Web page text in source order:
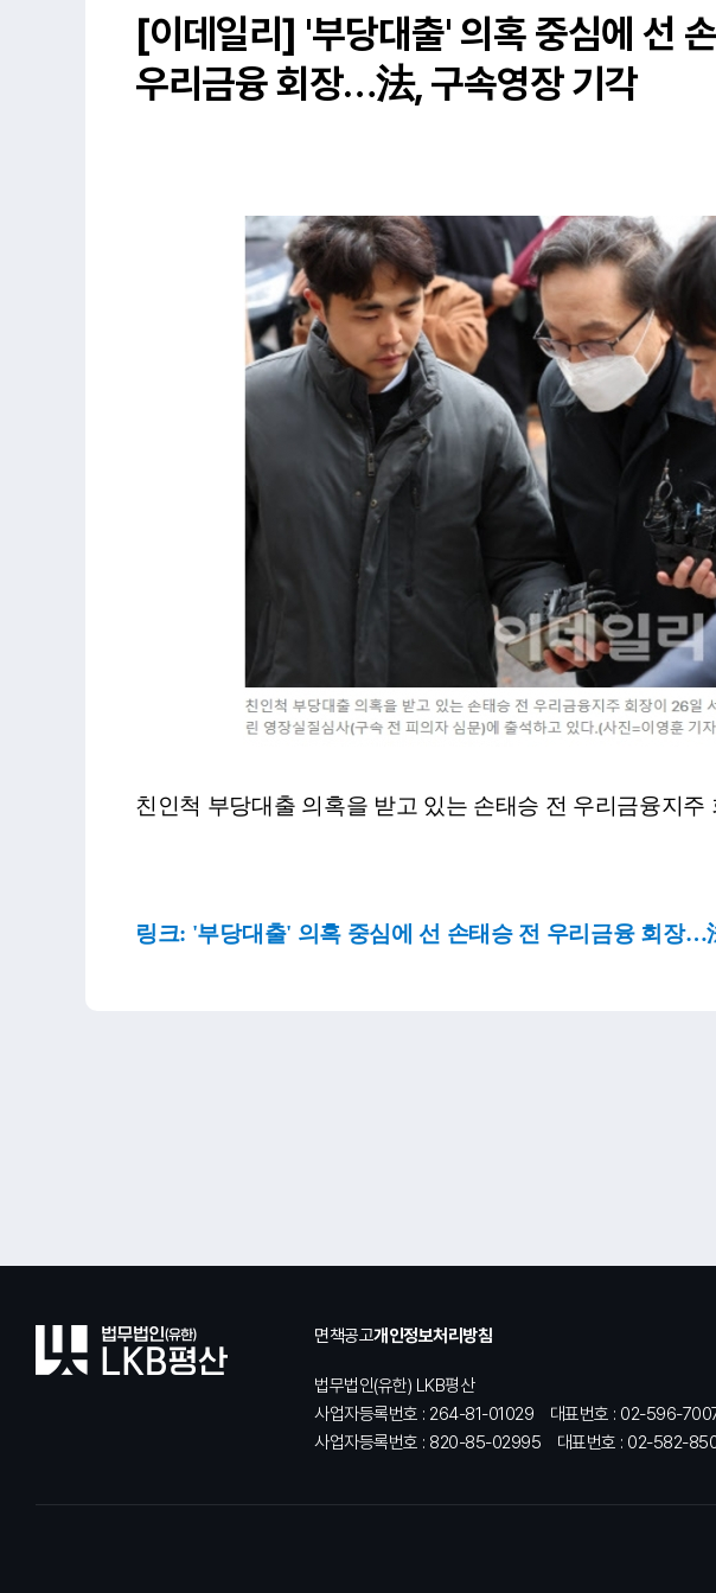
[이데일리] '부당대출' 의혹 중심에 선
우리금융 회장…法, 구속영장 기각
친인척 부당대출 의혹을 받고 있는 손태승 전 우리금융지
링크: '부당대출' 의혹 중심에 선 손태승 전 우리금융 회장…
면책공고개인정보처리방침
법무법인(유한) LKB평산
사업자등록번호 : 264-81-01029
대표번호 : 02-596-
사업자등록번호 : 820-85-02995
대표번호 : 02-582-